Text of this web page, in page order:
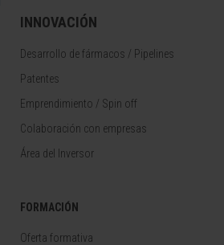
INNOVACIÓN
Desarrollo de fármacos / Pipelines
Patentes
Emprendimiento / Spin off
Colaboración con empresas
Área del Inversor
FORMACIÓN
Oferta formativa